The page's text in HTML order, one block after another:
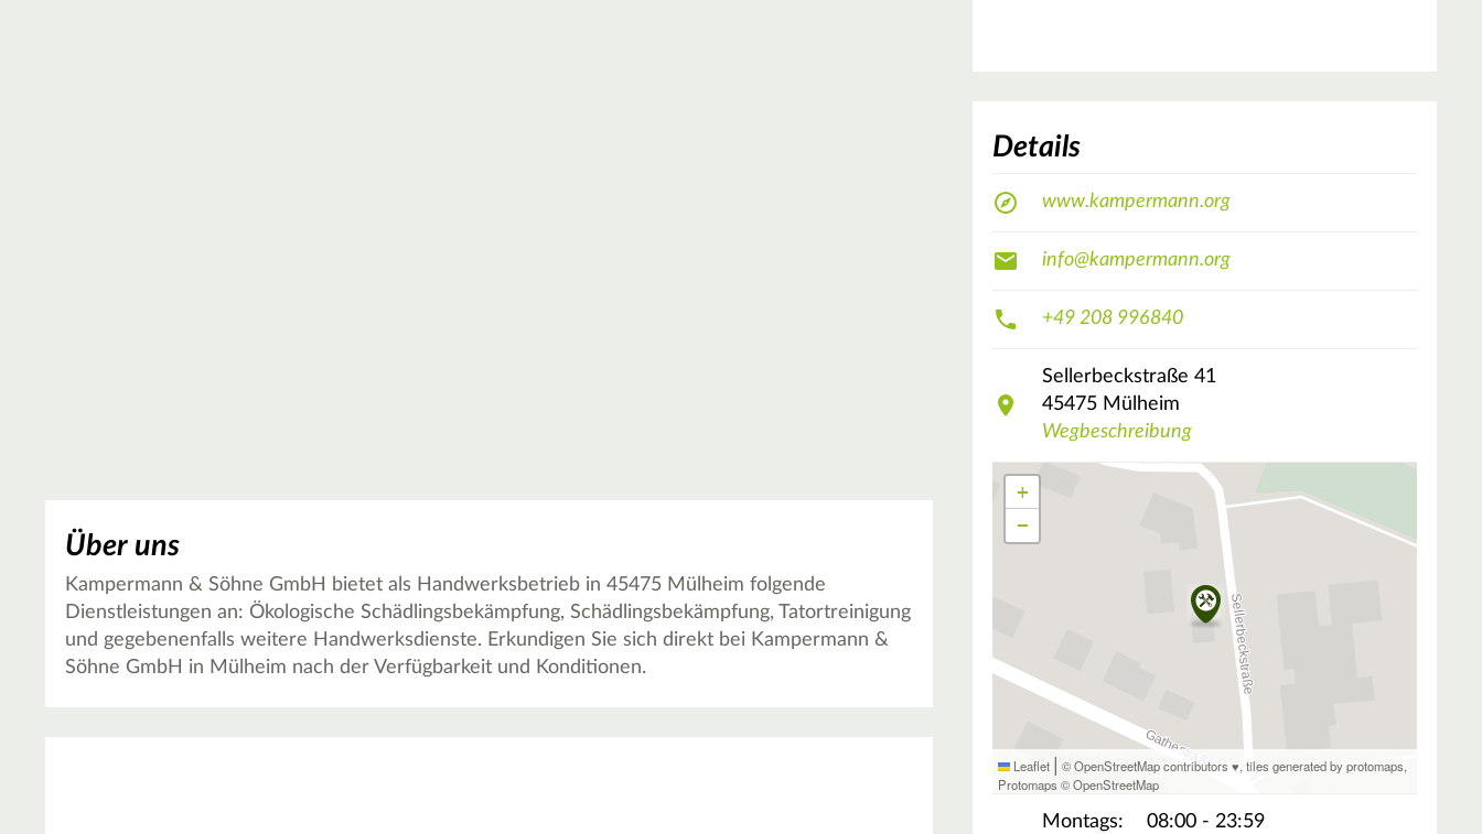
Über uns
Kampermann & Söhne GmbH bietet als Handwerksbetrieb in 45475 Mülheim folgende
Dienstleistungen an: Ökologische Schädlingsbekämpfung, Schädlingsbekämpfung, Tatortreinigung
und gegebenenfalls weitere Handwerksdienste. Erkundigen Sie sich direkt bei Kampermann &
Söhne GmbH in Mülheim nach der Verfügbarkeit und Konditionen.
Details
www.kampermann.org
info@kampermann.org
+49 208 996840
Sellerbeckstraße 41
45475 Mülheim
Wegbeschreibung
+
−
Leaflet | © OpenStreetMap contributors ♥,tiles generated by protomaps,
Protomaps ©OpenStreetMap
Montags:
08:00 - 23:59